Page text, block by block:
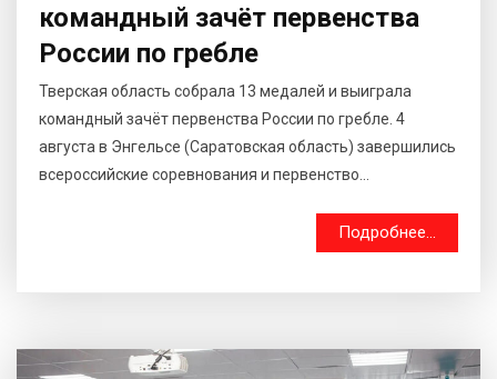
командный зачёт первенства
России по гребле
Тверская область собрала 13 медалей и выиграла
командный зачёт первенства России по гребле. 4
августа в Энгельсе (Саратовская область) завершились
всероссийские соревнования и первенство...
Подробнее...